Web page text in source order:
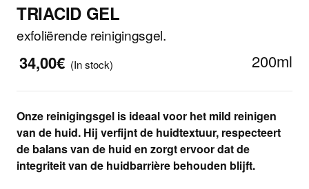
TRIACID GEL
exfoliërende reinigingsgel.
34,00€ 200ml
(In stock)
Onze reinigingsgel is ideaal voor het mild reinigen
van de huid. Hij verfijnt de huidtextuur, respecteert
de balans van de huid en zorgt ervoor dat de
integriteit van de huidbarrière behouden blijft.